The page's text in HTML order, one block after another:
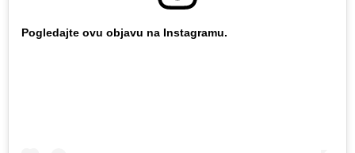
Pogledajte ovu objavu na Instagramu.